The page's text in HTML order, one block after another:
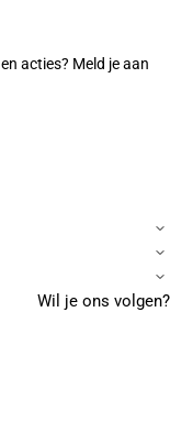
acties? Meld je aan
Wil je ons volgen?